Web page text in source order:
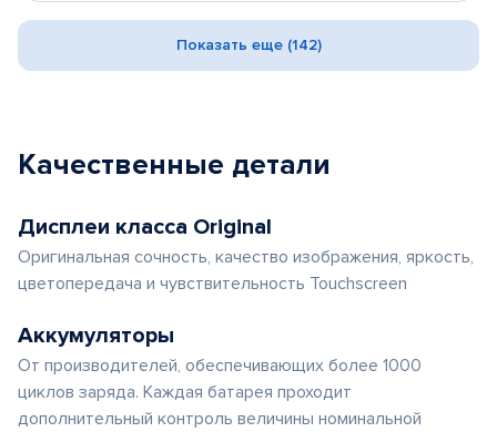
Показать еще (142)
Качественные детали
Дисплеи класса Original
Оригинальная сочность, качество изображения, яркость,
цветопередача и чувствительность Touchscreen
Аккумуляторы
От производителей, обеспечивающих более 1000
циклов заряда. Каждая батарея проходит
дополнительный контроль величины номинальной